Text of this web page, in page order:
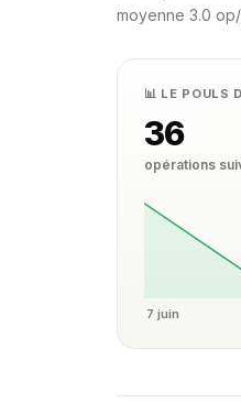
moyenne 3.0
📊 LE POULS
36
opérations
7 juin